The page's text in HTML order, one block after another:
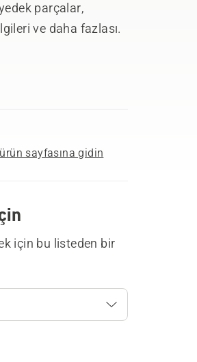
parçalar,
ve daha fazlası.
sayfasına gidin
için bu listeden bir